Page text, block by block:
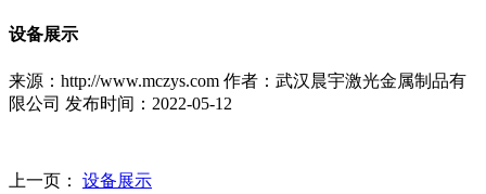
设备展示
来源：http://www.mczys.com 作者：武汉晨宇激光金属制品有
限公司 发布时间：2022-05-12
上一页： 设备展示